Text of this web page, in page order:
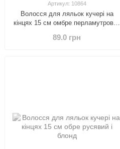
Артикул: 10864
Волосся для ляльок кучері на
кінцях 15 см омбре перламутровий
89.0 грн